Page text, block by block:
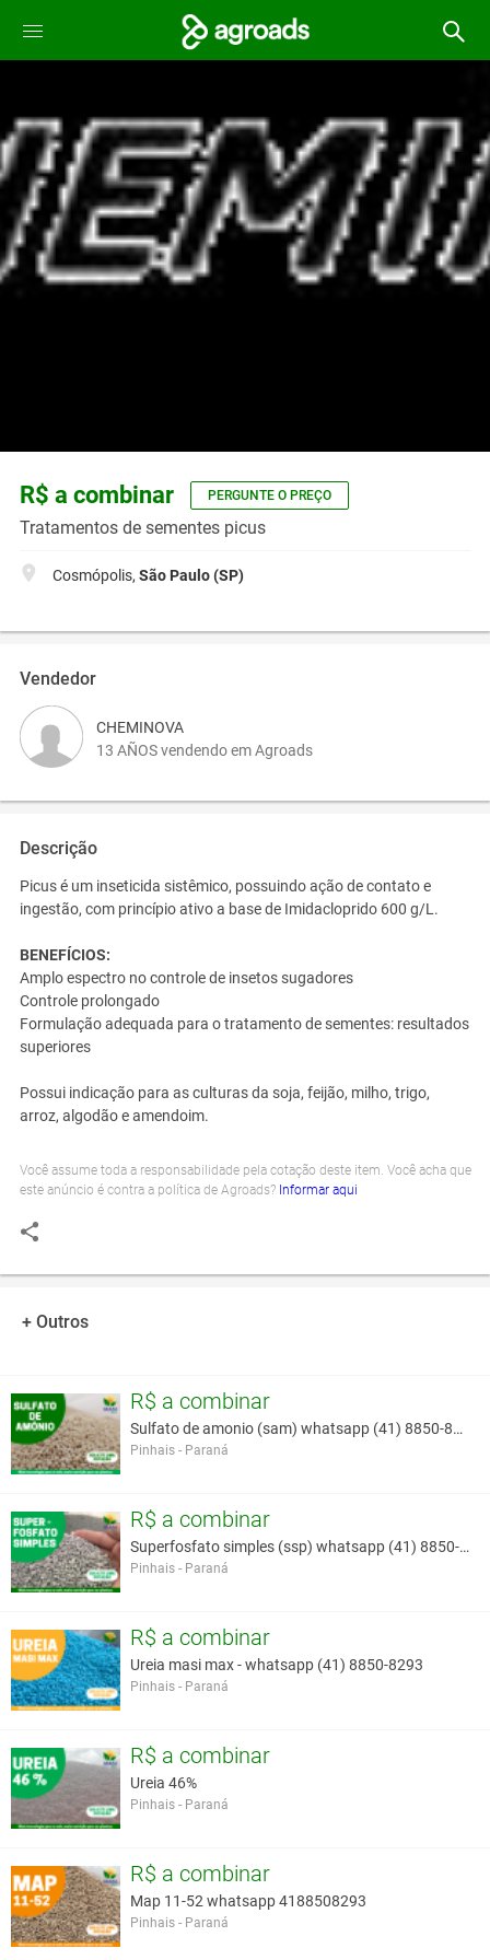
R$ a combinar PERGUNTE O PREÇO
Tratamentos de sementes picus
Cosmópolis, São Paulo (SP)
Vendedor
CHEMINOVA
13 AÑOS vendendo em Agroads
Descrição
Picus é um inseticida sistêmico, possuindo ação de contato e
ingestão, com princípio ativo a base de Imidacloprido 600 g/L.
BENEFÍCIOS:
Amplo espectro no controle de insetos sugadores
Controle prolongado
Formulação adequada para o tratamento de sementes: resultados
superiores
Possui indicação para as culturas da soja, feijão, milho, trigo,
arroz, algodão e amendoim.
Você assume toda a responsabilidade pela cotação deste item. Você acha que
este anúncio é contra a política de Agroads? Informar aqui
+ Outros
R$ a combinar
Sulfato de amonio (sam) whatsapp (41) 8850-8293
Pinhais - Paraná
R$ a combinar
Superfosfato simples (ssp) whatsapp (41) 8850-8293
Pinhais - Paraná
R$ a combinar
Ureia masi max - whatsapp (41) 8850-8293
Pinhais - Paraná
R$ a combinar
Ureia 46%
Pinhais - Paraná
R$ a combinar
Map 11-52 whatsapp 4188508293
Pinhais - Paraná